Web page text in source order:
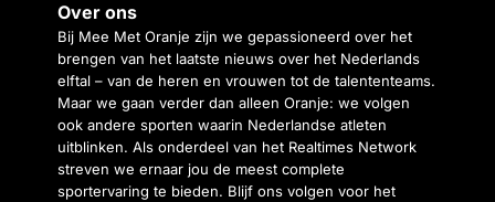
Over ons
Bij Mee Met Oranje zijn we gepassioneerd over het
brengen van het laatste nieuws over het Nederlands
elftal – van de heren en vrouwen tot de talententeams.
Maar we gaan verder dan alleen Oranje: we volgen
ook andere sporten waarin Nederlandse atleten
uitblinken. Als onderdeel van het Realtimes Network
streven we ernaar jou de meest complete
sportervaring te bieden. Blijf ons volgen voor het